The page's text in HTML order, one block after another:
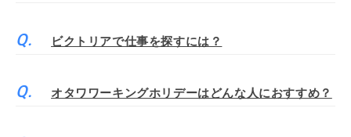
ビクトリアで仕事を探すには？
オタワワーキングホリデーはどんな人におすすめ？